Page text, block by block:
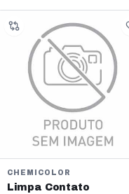
CHEMICOLOR
Limpa Contato